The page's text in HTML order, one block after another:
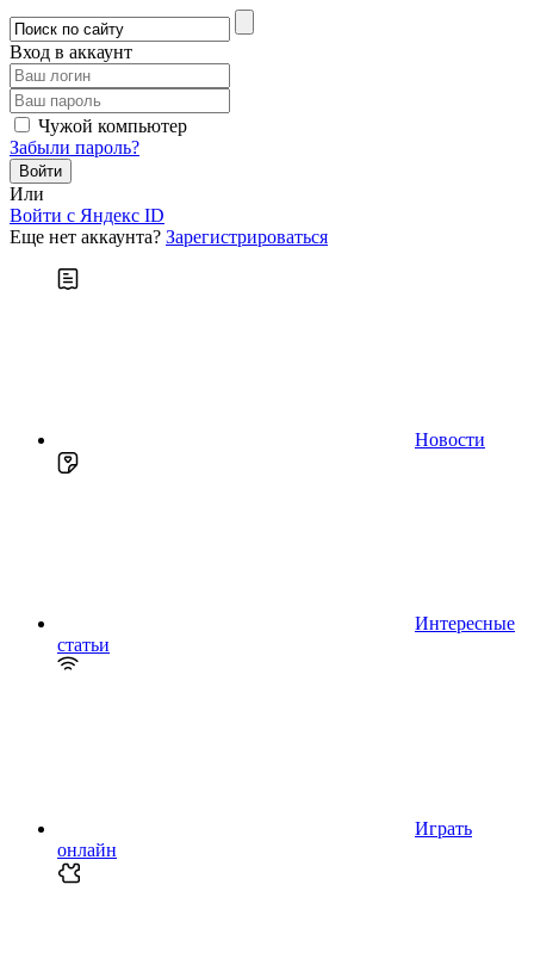
Вход в аккаунт
Чужой компьютер
Забыли пароль?
Или
Войти c Яндекс ID
Еще нет аккаунта? Зарегистрироваться
Новости
Интересные
статьи
Играть
онлайн